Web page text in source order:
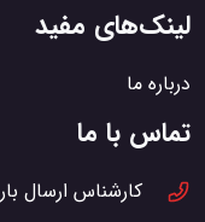
لینک‌های مفید
درباره ما
تماس با ما
کارشناس ارسال بار